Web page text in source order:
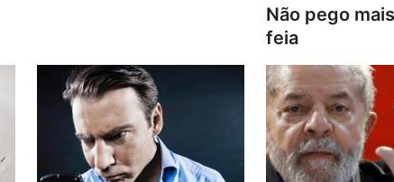
Não pego
feia